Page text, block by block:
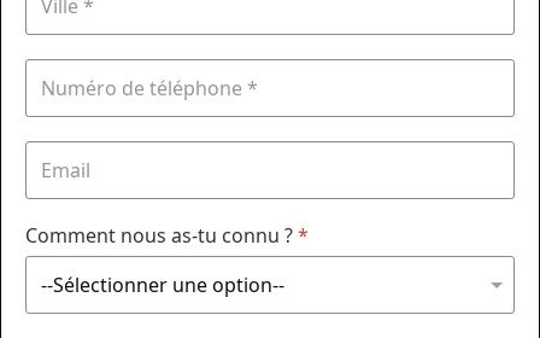
Comment nous as-tu connu ?*